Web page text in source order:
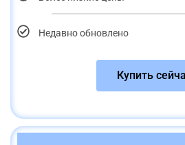
Недавно обновлено
Купить